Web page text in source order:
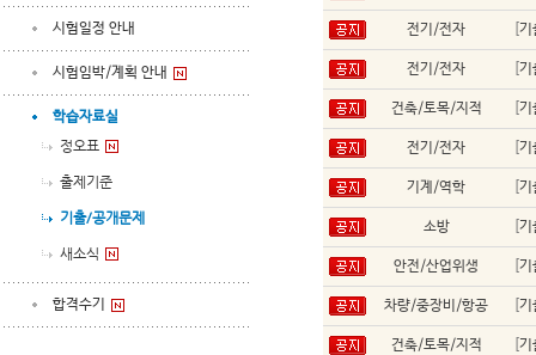
시험일정 안내
시험임박/계획 안내
학습자료실
정오표
출제기준
기출/공개문제
새소식
합격수기
전기/전자 기
전기/전자 기
건축/토목/지적 기
전기/전자 기
기계/역학 기
소방 기
안전/산업위생 기
차량/중장비/항공 기
건축/토목/지적 기